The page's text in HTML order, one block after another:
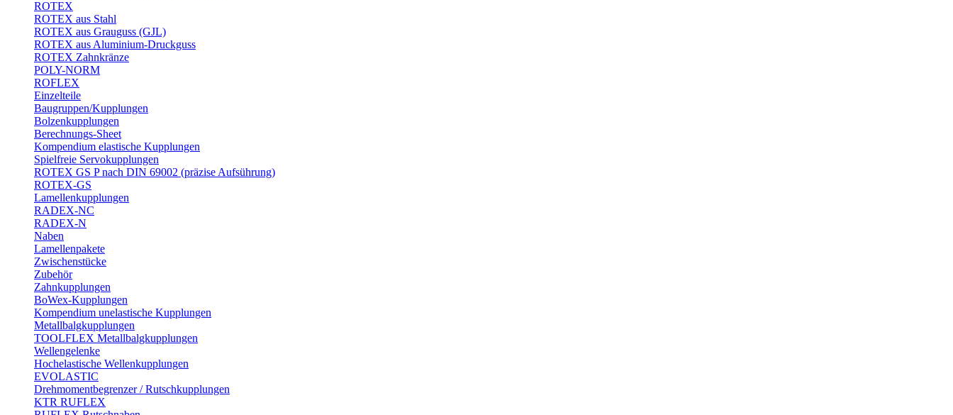
ROTEX
ROTEX aus Stahl
ROTEX aus Grauguss (GJL)
ROTEX aus Aluminium-Druckguss
ROTEX Zahnkränze
POLY-NORM
ROFLEX
Einzelteile
Baugruppen/Kupplungen
Bolzenkupplungen
Berechnungs-Sheet
Kompendium elastische Kupplungen
Spielfreie Servokupplungen
ROTEX GS P nach DIN 69002 (präzise Aufsührung)
ROTEX-GS
Lamellenkupplungen
RADEX-NC
RADEX-N
Naben
Lamellenpakete
Zwischenstücke
Zubehör
Zahnkupplungen
BoWex-Kupplungen
Kompendium unelastische Kupplungen
Metallbalgkupplungen
TOOLFLEX Metallbalgkupplungen
Wellengelenke
Hochelastische Wellenkupplungen
EVOLASTIC
Drehmomentbegrenzer / Rutschkupplungen
KTR RUFLEX